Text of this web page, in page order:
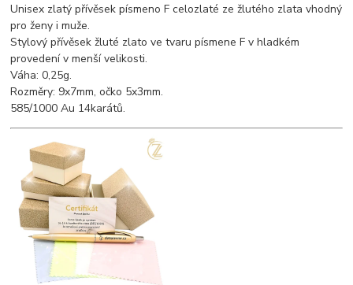
Unisex zlatý přívěsek písmeno F celozlaté ze žlutého zlata vhodný
pro ženy i muže.
Stylový přívěsek žluté zlato ve tvaru písmene F v hladkém
provedení v menší velikosti.
Váha: 0,25g.
Rozměry: 9x7mm, očko 5x3mm.
585/1000 Au 14karátů.